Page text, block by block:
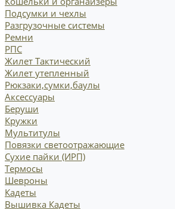
Подсумки и чехлы
Разгрузочные системы
Ремни
РПС
Жилет Тактический
Жилет утепленный
Рюкзаки,сумки,баулы
Аксессуары
Беруши
Кружки
Мультитулы
Повязки светоотражающие
Сухие пайки (ИРП)
Термосы
Шевроны
Кадеты
Вышивка Кадеты